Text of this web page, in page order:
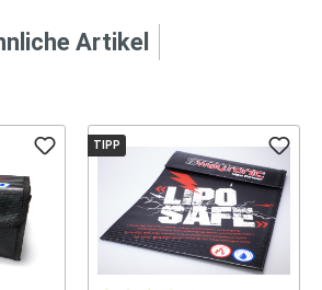
Artikel
TIPP